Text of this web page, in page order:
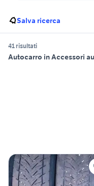
Salva ricerca
41 risultati
Autocarro in Accessori